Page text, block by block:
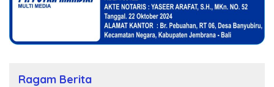
Ragam Berita